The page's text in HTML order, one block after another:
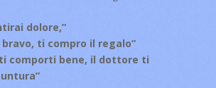
dolore,”
ti compro il regalo”
comporti bene, il dottore ti